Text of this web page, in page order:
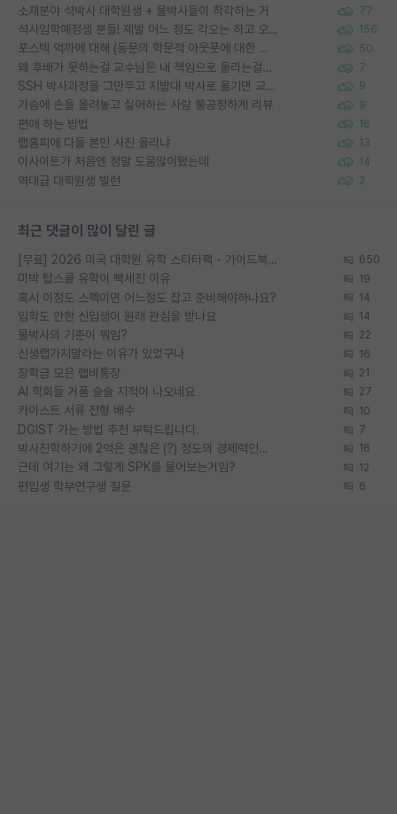
소재분야 석박사 대학원생 + 물박사들이 착각하는 거 77
석사입학예정생 분들! 제발 어느 정도 각오는 하고 오세요. 156
포스텍 억까에 대해 (동문의 학문적 아웃풋에 대한 반박) 50
왜 후배가 못하는걸 교수님은 내 책임으로 돌리는걸까요? 7
SSH 박사과정을 그만두고 지방대 박사로 옮기면 교수의 꿈은 끝일까요? 9
가슴에 손을 올려놓고 싫어하는 사람 불공정하게 리뷰 9
편애 하는 방법 16
랩홈피에 다들 본인 사진 올리냐 13
이사이트가 처음엔 정말 도움많이됐는데 14
역대급 대학원생 빌런 2
최근 댓글이 많이 달린 글
[무료] 2026 미국 대학원 유학 스타터팩 - 가이드북 & 합격자 컨택메일 템플릿 650
미박 탑스쿨 유학이 빡세진 이유 19
혹시 이정도 스펙이면 어느정도 잡고 준비해야하나요? 14
입학도 안한 신입생이 원래 관심을 받나요 14
물박사의 기준이 뭐임? 22
신생랩가지말라는 이유가 있었구나 16
장학금 모은 랩비통장 21
AI 학회들 거품 슬슬 지적이 나오네요 27
카이스트 서류 전형 배수 10
DGIST 가는 방법 추천 부탁드립니다. 7
박사진학하기에 2억은 괜찮은 (?) 정도의 경제력인가요 16
근데 여기는 왜 그렇게 SPK를 물어보는거임? 12
편입생 학부연구생 질문 6